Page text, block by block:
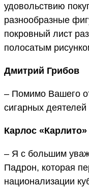
удовольствию
разнообразные
покровный лист
полосатым
Дмитрий Грибов
– Помимо Вашего
сигарных
Карлос
– Я с большим
Падрон, которая
национализации